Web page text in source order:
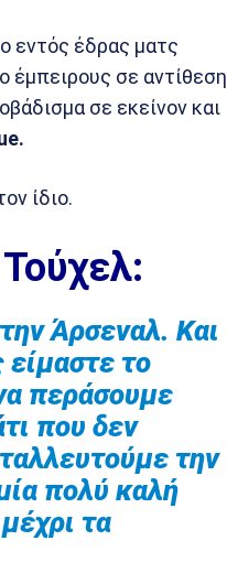
εντός έδρας ματς
έμπειρους σε αντίθεση
σε εκείνον και
ίδιο.
Άρσεναλ. Και
το
περάσουμε
που δεν
την
πολύ καλή
τα